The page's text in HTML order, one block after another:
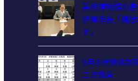
美術博物館の
伊賀市長「構
す」
9月の実施体
二次救急